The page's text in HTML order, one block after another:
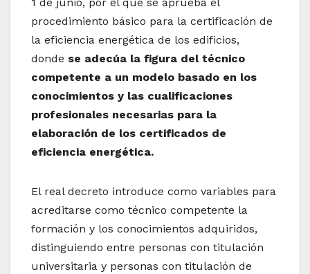
procedimiento básico para la certificación de
la eficiencia energética de los edificios,
donde se adecúa la figura del técnico
competente a un modelo basado en los
conocimientos y las cualificaciones
profesionales necesarias para la
elaboración de los certificados de
eficiencia energética.
El real decreto introduce como variables para
acreditarse como técnico competente la
formación y los conocimientos adquiridos,
distinguiendo entre personas con titulación
universitaria y personas con titulación de